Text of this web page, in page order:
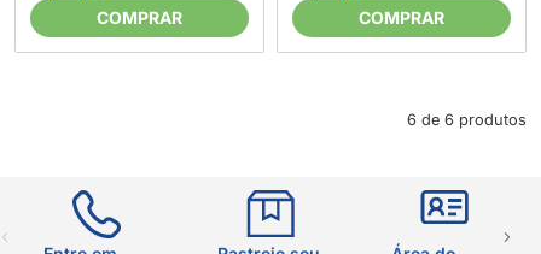
COMPRAR COMPRAR
6 de 6 produtos